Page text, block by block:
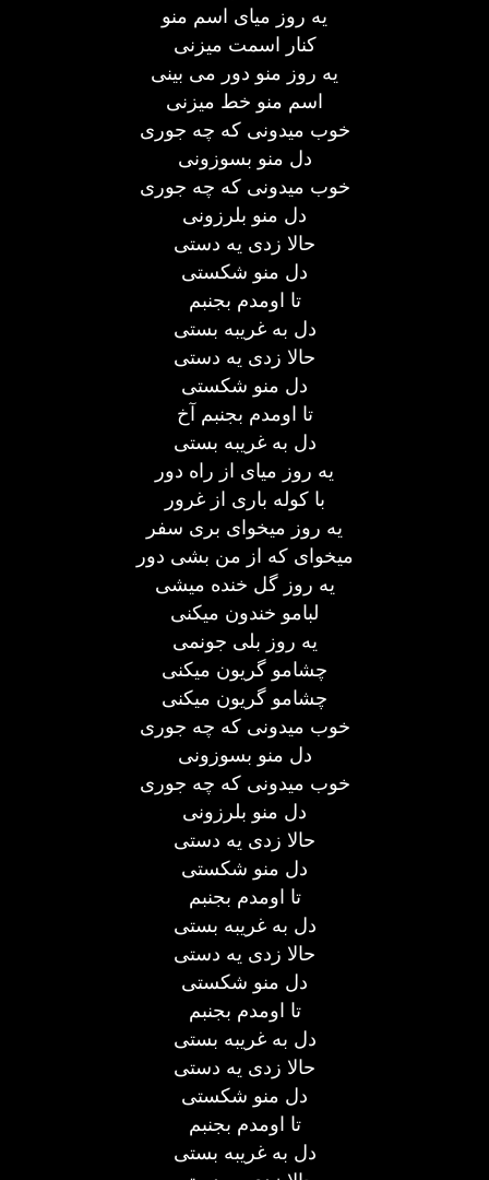
یه روز میای اسم منو
کنار اسمت میزنی
یه روز منو دور می بینی
اسم منو خط میزنی
خوب میدونی که چه جوری
دل منو بسوزونی
خوب میدونی که چه جوری
دل منو بلرزونی
حالا زدی یه دستی
دل منو شکستی
تا اومدم بجنبم
دل به غریبه بستی
حالا زدی یه دستی
دل منو شکستی
تا اومدم بجنبم آخ
دل به غریبه بستی
یه روز میای از راه دور
با کوله باری از غرور
یه روز میخوای بری سفر
میخوای که از من بشی دور
یه روز گل خنده میشی
لبامو خندون میکنی
یه روز بلی جونمی
چشامو گریون میکنی
چشامو گریون میکنی
خوب میدونی که چه جوری
دل منو بسوزونی
خوب میدونی که چه جوری
دل منو بلرزونی
حالا زدی یه دستی
دل منو شکستی
تا اومدم بجنبم
دل به غریبه بستی
حالا زدی یه دستی
دل منو شکستی
تا اومدم بجنبم
دل به غریبه بستی
حالا زدی یه دستی
دل منو شکستی
تا اومدم بجنبم
دل به غریبه بستی